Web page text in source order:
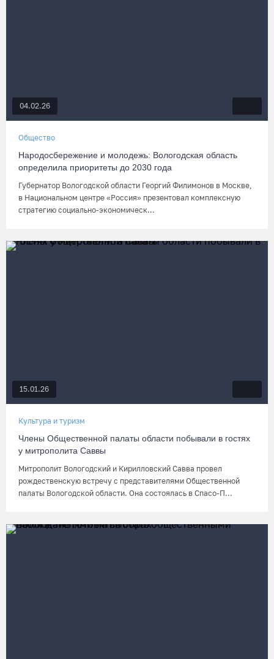
04.02.26
Общество
Народосбережение и молодежь: Вологодская область
определила приоритеты до 2030 года
Губернатор Вологодской области Георгий Филимонов в Москве,
в Национальном центре «Россия» презентовал комплексную
стратегию социально-экономическ...
15.01.26
Культура и туризм
Члены Общественной палаты области побывали в гостях
у митрополита Саввы
Митрополит Вологодский и Кирилловский Савва провел
рождественскую встречу с представителями Общественной
палаты Вологодской области. Она состоялась в Спасо-П...